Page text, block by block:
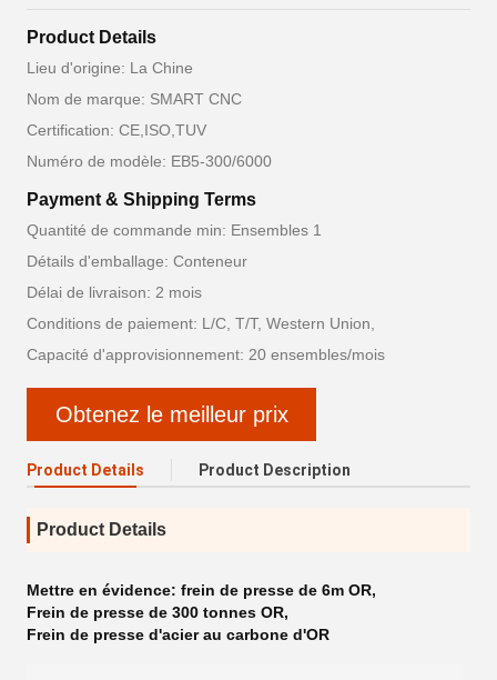
Product Details
Lieu d'origine: La Chine
Nom de marque: SMART CNC
Certification: CE,ISO,TUV
Numéro de modèle: EB5-300/6000
Payment & Shipping Terms
Quantité de commande min: Ensembles 1
Détails d'emballage: Conteneur
Délai de livraison: 2 mois
Conditions de paiement: L/C, T/T, Western Union,
Capacité d'approvisionnement: 20 ensembles/mois
Obtenez le meilleur prix
Product Details Product Description
Product Details
Mettre en évidence: frein de presse de 6m OR,
Frein de presse de 300 tonnes OR,
Frein de presse d'acier au carbone d'OR